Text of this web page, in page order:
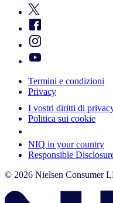
Termini e condizioni
Privacy
I vostri diritti di
Politica sui cookie
NIQ in your country
Responsible
© 2026 Nielsen Consumer